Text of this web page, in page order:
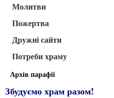
Молитви
Пожертва
Дружні сайти
Потреби храму
Архів парафії
Збудуємо храм разом!